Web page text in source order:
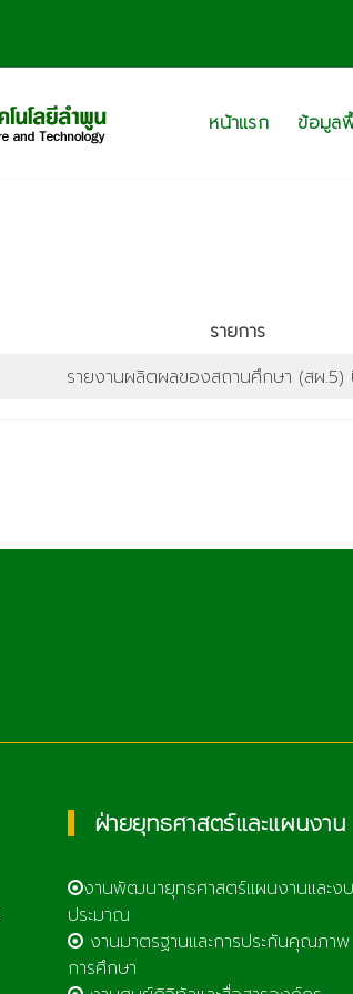
หน้าแรก ข้อมูล
รายการ
รายงานผลิตผลของสถานศึกษา (สผ.5)
ฝ่ายยุทธศาสตร์และแผนงาน
งานพัฒนายุทธศาสตร์แผนงานและงบ
ประมาณ
งานมาตรฐานและการประกันคุณภาพ
การศึกษา